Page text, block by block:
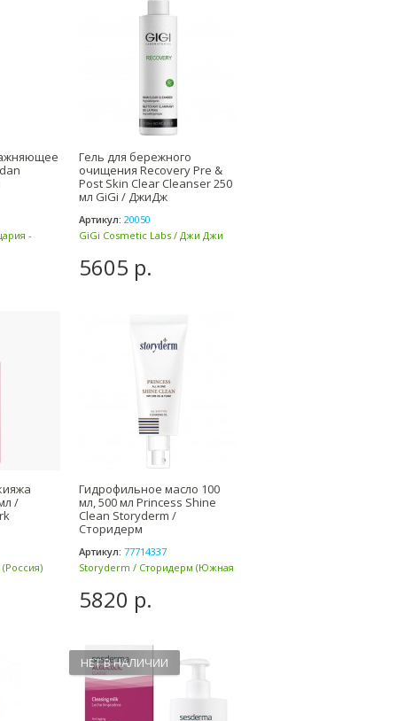
-
Гель для бережного
очищения Recovery Pre &
Post Skin Clear Cleanser 250
мл GiGi / ДжиДж
Артикул: 20050
GiGi Cosmetic Labs / Джи Джи
5605 р.
/
Гидрофильное масло 100
мл, 500 мл Princess Shine
Clean Storyderm /
Сторидерм
Артикул: 77714337
Storyderm / Сторидерм (Южная
5820 р.
НЕТ В НАЛИЧИИ